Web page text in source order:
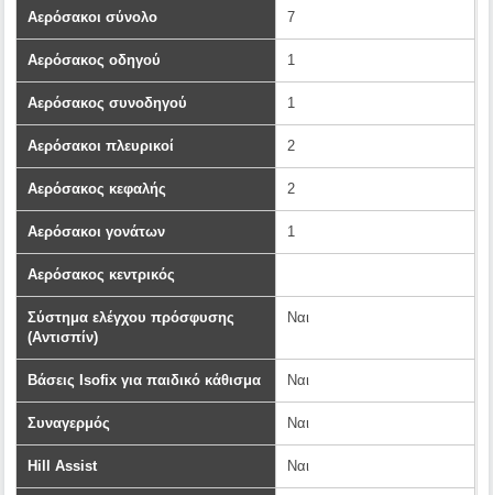
Αερόσακοι σύνολο 7
Αερόσακος οδηγού 1
Αερόσακος συνοδηγού 1
Αερόσακοι πλευρικοί 2
Αερόσακος κεφαλής 2
Αερόσακοι γονάτων 1
Αερόσακος κεντρικός
Σύστημα ελέγχου πρόσφυσης
(Αντισπίν)
Ναι
Βάσεις Isofix για παιδικό κάθισμα Ναι
Συναγερμός Ναι
Hill Assist Ναι